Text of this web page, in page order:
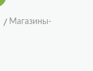
Магазины-